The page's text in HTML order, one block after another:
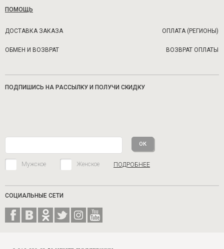
ПОМОЩЬ
ДОСТАВКА ЗАКАЗА ОПЛАТА (РЕГИОНЫ)
ОБМЕН И ВОЗВРАТ ВОЗВРАТ ОПЛАТЫ
ПОДПИШИСЬ НА РАССЫЛКУ И ПОЛУЧИ СКИДКУ
Мужское Женское ПОДРОБНЕЕ
СОЦИАЛЬНЫЕ СЕТИ